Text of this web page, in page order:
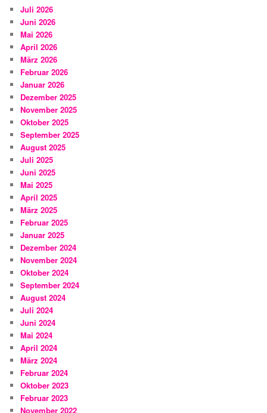
Juli 2026
Juni 2026
Mai 2026
April 2026
März 2026
Februar 2026
Januar 2026
Dezember 2025
November 2025
Oktober 2025
September 2025
August 2025
Juli 2025
Juni 2025
Mai 2025
April 2025
März 2025
Februar 2025
Januar 2025
Dezember 2024
November 2024
Oktober 2024
September 2024
August 2024
Juli 2024
Juni 2024
Mai 2024
April 2024
März 2024
Februar 2024
Oktober 2023
Februar 2023
November 2022